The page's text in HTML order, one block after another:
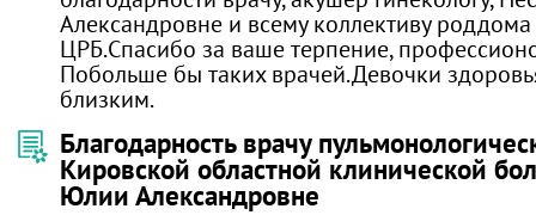
Александровне и всему коллективу
ЦРБ.Спасибо за ваше терпение,
Побольше бы таких врачей.Девочки
близким.
Благодарность врачу
Кировской областной клинической
Юлии Александровне